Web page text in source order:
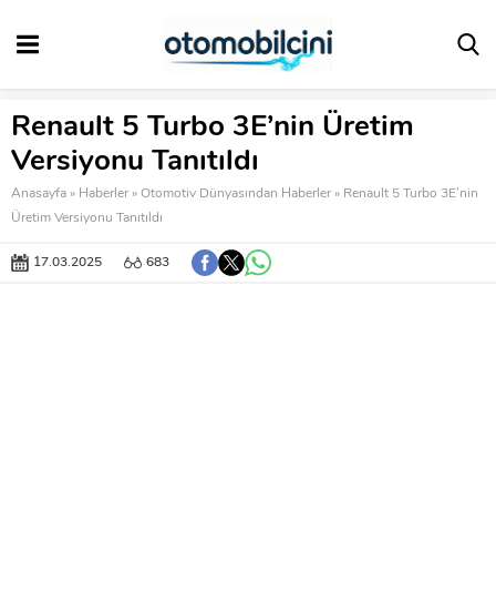
Renault 5 Turbo 3E’nin Üretim
Versiyonu Tanıtıldı
Anasayfa » Haberler » Otomotiv Dünyasından Haberler » Renault 5 Turbo 3E’nin
Üretim Versiyonu Tanıtıldı
17.03.2025 683